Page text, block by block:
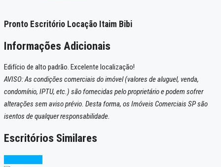
Pronto Escritório Locação Itaim Bibi
Informações Adicionais
Edifício de alto padrão. Excelente localização!
AVISO: As condições comerciais do imóvel (valores de aluguel, venda,
condomínio, IPTU, etc.) são fornecidas pelo proprietário e podem sofrer
alterações sem aviso prévio. Desta forma, os Imóveis Comerciais SP são
isentos de qualquer responsabilidade.
Escritórios Similares